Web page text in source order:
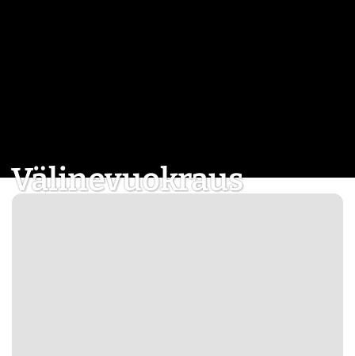
Välinevuokraus